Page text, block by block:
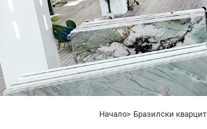
Начало> Бразилски кварцит